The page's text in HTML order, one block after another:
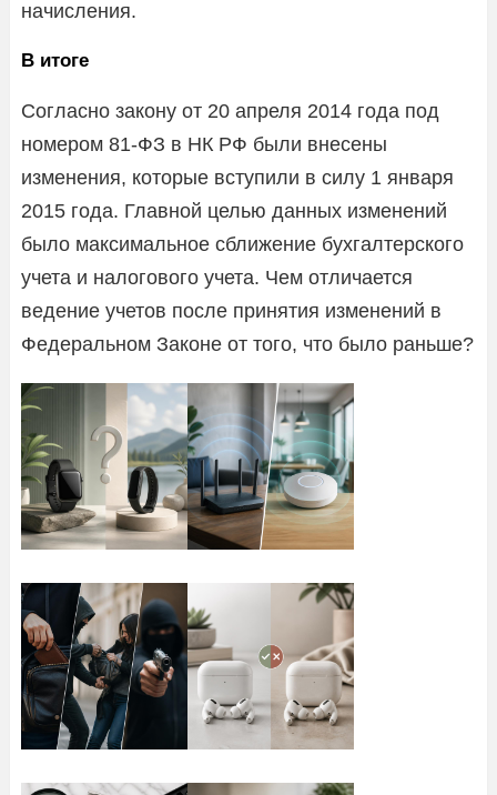
начисления.
В итоге
Согласно закону от 20 апреля 2014 года под
номером 81-ФЗ в НК РФ были внесены
изменения, которые вступили в силу 1 января
2015 года. Главной целью данных изменений
было максимальное сближение бухгалтерского
учета и налогового учета. Чем отличается
ведение учетов после принятия изменений в
Федеральном Законе от того, что было раньше?